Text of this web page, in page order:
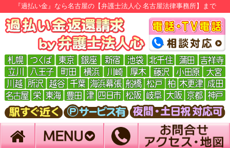
『過払い金』なら名古屋の【弁護士法人心 名古屋法律事務所】まで